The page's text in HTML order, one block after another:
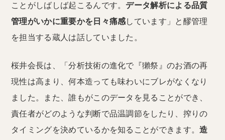
ことがしばしば起こるんです。 データ解析による品質
管理がいかに重要かを日々痛感しています」と醪管理
を担当する蔵人は話していました。
桜井会長は、「分析技術の進化で『獺祭』のお酒の再
現性は高まり、何本造っても味わいにブレがなくなり
ました。また、誰もがこのデータを見ることができ、
責任者がどのような判断で品温調節をしたり、搾りの
タイミングを決めているかを知ることができます。造